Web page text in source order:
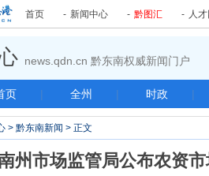
首页 - 新闻中心 - 黔图汇 - 人才
news.qdn.cn 黔东南权威新闻门户
页 | 全州 | 时政 |
> 黔东南新闻 > 正文
州市场监管局公布农资市